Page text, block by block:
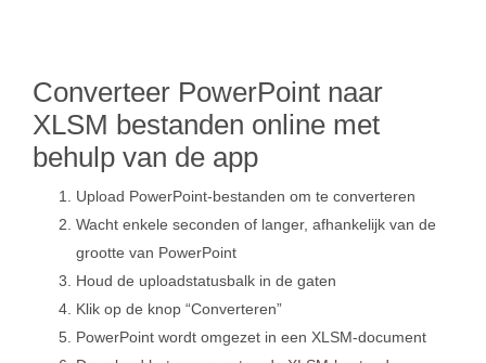
Converteer PowerPoint naar
XLSM bestanden online met
behulp van de app
Upload PowerPoint-bestanden om te converteren
Wacht enkele seconden of langer, afhankelijk van de
grootte van PowerPoint
Houd de uploadstatusbalk in de gaten
Klik op de knop “Converteren”
PowerPoint wordt omgezet in een XLSM-document